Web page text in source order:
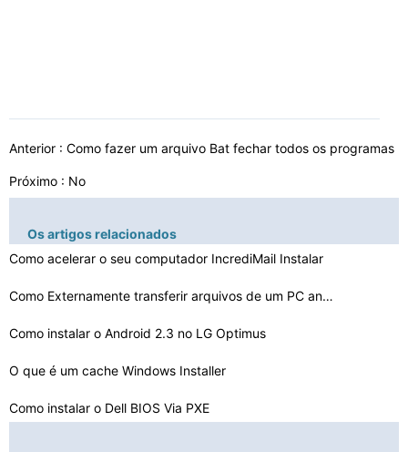
Anterior : Como fazer um arquivo Bat fechar todos os programas
Próximo : No
Os artigos relacionados
Como acelerar o seu computador IncrediMail Instalar
Como Externamente transferir arquivos de um PC antigo p…
Como instalar o Android 2.3 no LG Optimus
O que é um cache Windows Installer
Como instalar o Dell BIOS Via PXE